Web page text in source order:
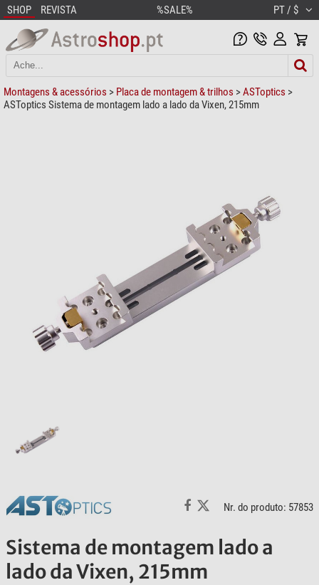
SHOP REVISTA %SALE% PT / $
Montagens & acessórios > Placa de montagem & trilhos >ASToptics >
ASToptics Sistema de montagem lado a lado da Vixen, 215mm
Nr. do produto: 57853
Sistema de montagem lado a
lado da Vixen, 215mm